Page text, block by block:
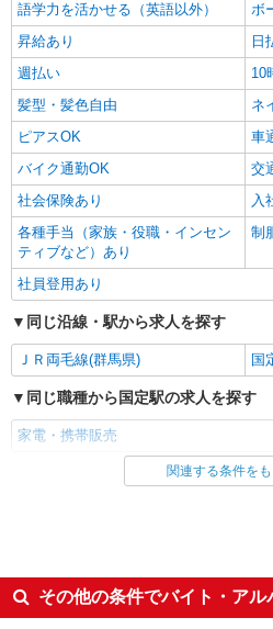
語学力を活かせる（英語以外）
ボ
昇給あり
日
週払い
10
髪型・髪色自由
ネ
ピアスOK
車
バイク通勤OK
交
社会保険あり
入
各種手当（家族・役職・インセン
ティブなど）あり
制
社員登用あり
同じ沿線・駅から求人を探す
ＪＲ両毛線(群馬県) 国
同じ職種から国定駅の求人を探す
家電・携帯販売
同じ雇用形態から国定駅の求人を探
即日勤務OK
履
Web面接OK
未
関連する条件を
その他の条件でバイト・ア